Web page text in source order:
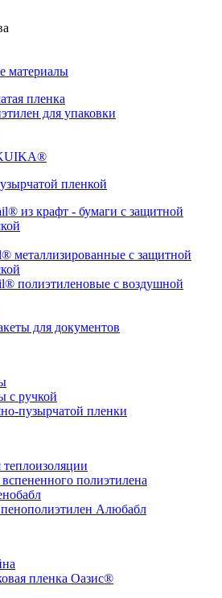
материалы
пленка
для упаковки
пленкой
из крафт - бумаги с защитной
металлизированные с защитной
полиэтиленовые с воздушной
для документов
с ручкой
пузырчатой пленки
полиэтилена
Алюбабл
пленка Оазис®